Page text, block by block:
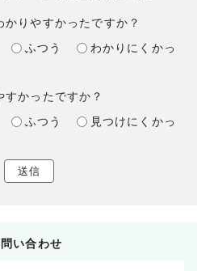
かりやすかったですか？
ふつう
わかりにくかっ
すかったですか？
ふつう
見つけにくかっ
送信
い合わせ